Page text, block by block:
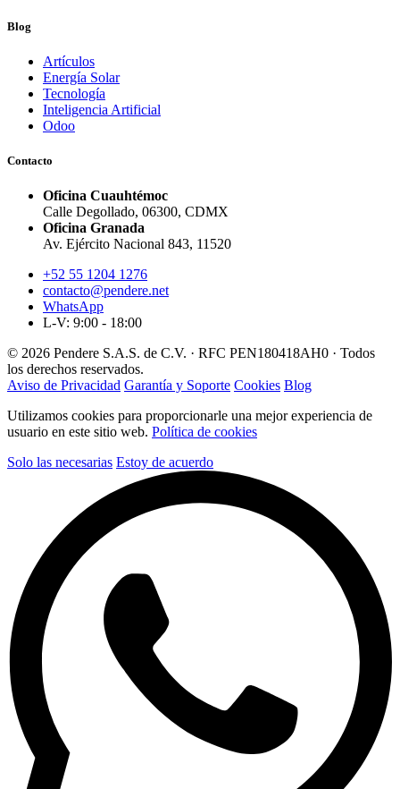
Blog
Artículos
Energía Solar
Tecnología
Inteligencia Artificial
Odoo
Contacto
Oficina Cuauhtémoc
Calle Degollado, 06300, CDMX
Oficina Granada
Av. Ejército Nacional 843, 11520
+52 55 1204 1276
contacto@pendere.net
WhatsApp
L-V: 9:00 - 18:00
© 2026 Pendere S.A.S. de C.V. · RFC PEN180418AH0 · Todos
los derechos reservados.
Aviso de Privacidad Garantía y Soporte Cookies Blog
Utilizamos cookies para proporcionarle una mejor experiencia de
usuario en este sitio web. Política de cookies
Solo las necesarias Estoy de acuerdo